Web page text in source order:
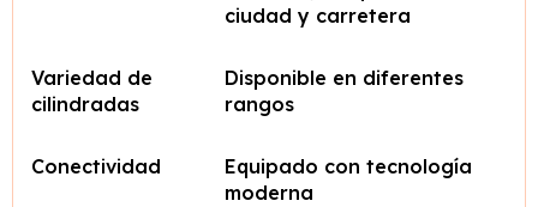
ciudad y carretera
Variedad de
cilindradas
Disponible en diferentes
rangos
Conectividad
Equipado con tecnología
moderna